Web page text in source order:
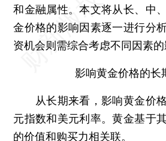
和金融属性。本文将从长、中
金价格的影响因素逐一进行分
资机会则需综合考虑不同因素的
影响黄金价格的长
从长期来看，影响黄金价格
元指数和美元利率。黄金基于
的价值和购买力相关联。